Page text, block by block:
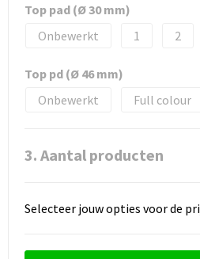
Top pad (Ø 30 mm)
Onbewerkt
1 2
Top pd (Ø 46 mm)
Onbewerkt
Full colour
3. Aantal producten
Selecteer jouw opties voor de